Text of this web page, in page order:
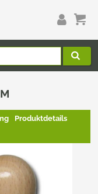
Produktdetails